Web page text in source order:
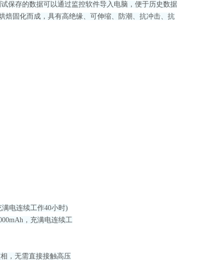
保存的数据可以通过监控软件导入电脑，便于历史数据
焙固化而成 ， 具有高绝缘、可伸缩、防潮、 抗冲击、抗
满电连续工作40小时)
，充满电连续工
，无需直接接触高压